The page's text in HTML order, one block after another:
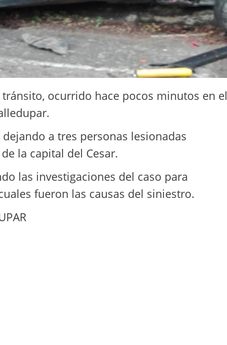
ocurrido hace pocos minutos en el
a tres personas lesionadas
la capital del Cesar.
las investigaciones del caso para
fueron las causas del siniestro.